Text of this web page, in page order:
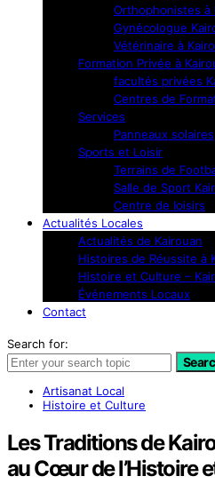
Orthophonistes à
Gynécologue
Vétérinaire à
Formation Privée à
facultés privées
Centres de
Services
Panneaux solaires
Sports et Loisir
Terrains de
Salle de Sport
Centre de loisirs
Actualités Locales
Actualités de Kairouan
Histoires de Réussite à
Histoire et Culture –
Événements Locaux
Contact
Search for:
Artisanat Local
Histoire et Culture
Les Traditions de
au Cœur de l’Histoire